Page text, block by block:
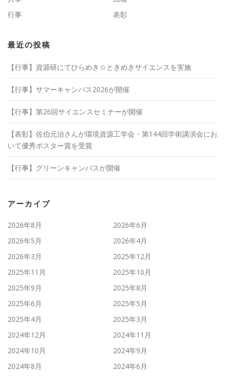
ン
行事
表彰
最近の投稿
【行事】資源研にてひらめき☆ときめきサイエンスを実施
【行事】サマーキャンパス2026が開催
【行事】第26回サイエンスセミナーが開催
【表彰】佐伯元治さんが環境資源工学会・第144回学術講演会にお
いて優秀ポスター賞を受賞
【行事】グリーンキャンパスが開催
アーカイブ
2026年8月
2026年6月
2026年5月
2026年4月
2026年3月
2025年12月
2025年11月
2025年10月
2025年9月
2025年8月
2025年6月
2025年5月
2025年4月
2025年3月
2024年12月
2024年11月
2024年10月
2024年9月
2024年8月
2024年6月